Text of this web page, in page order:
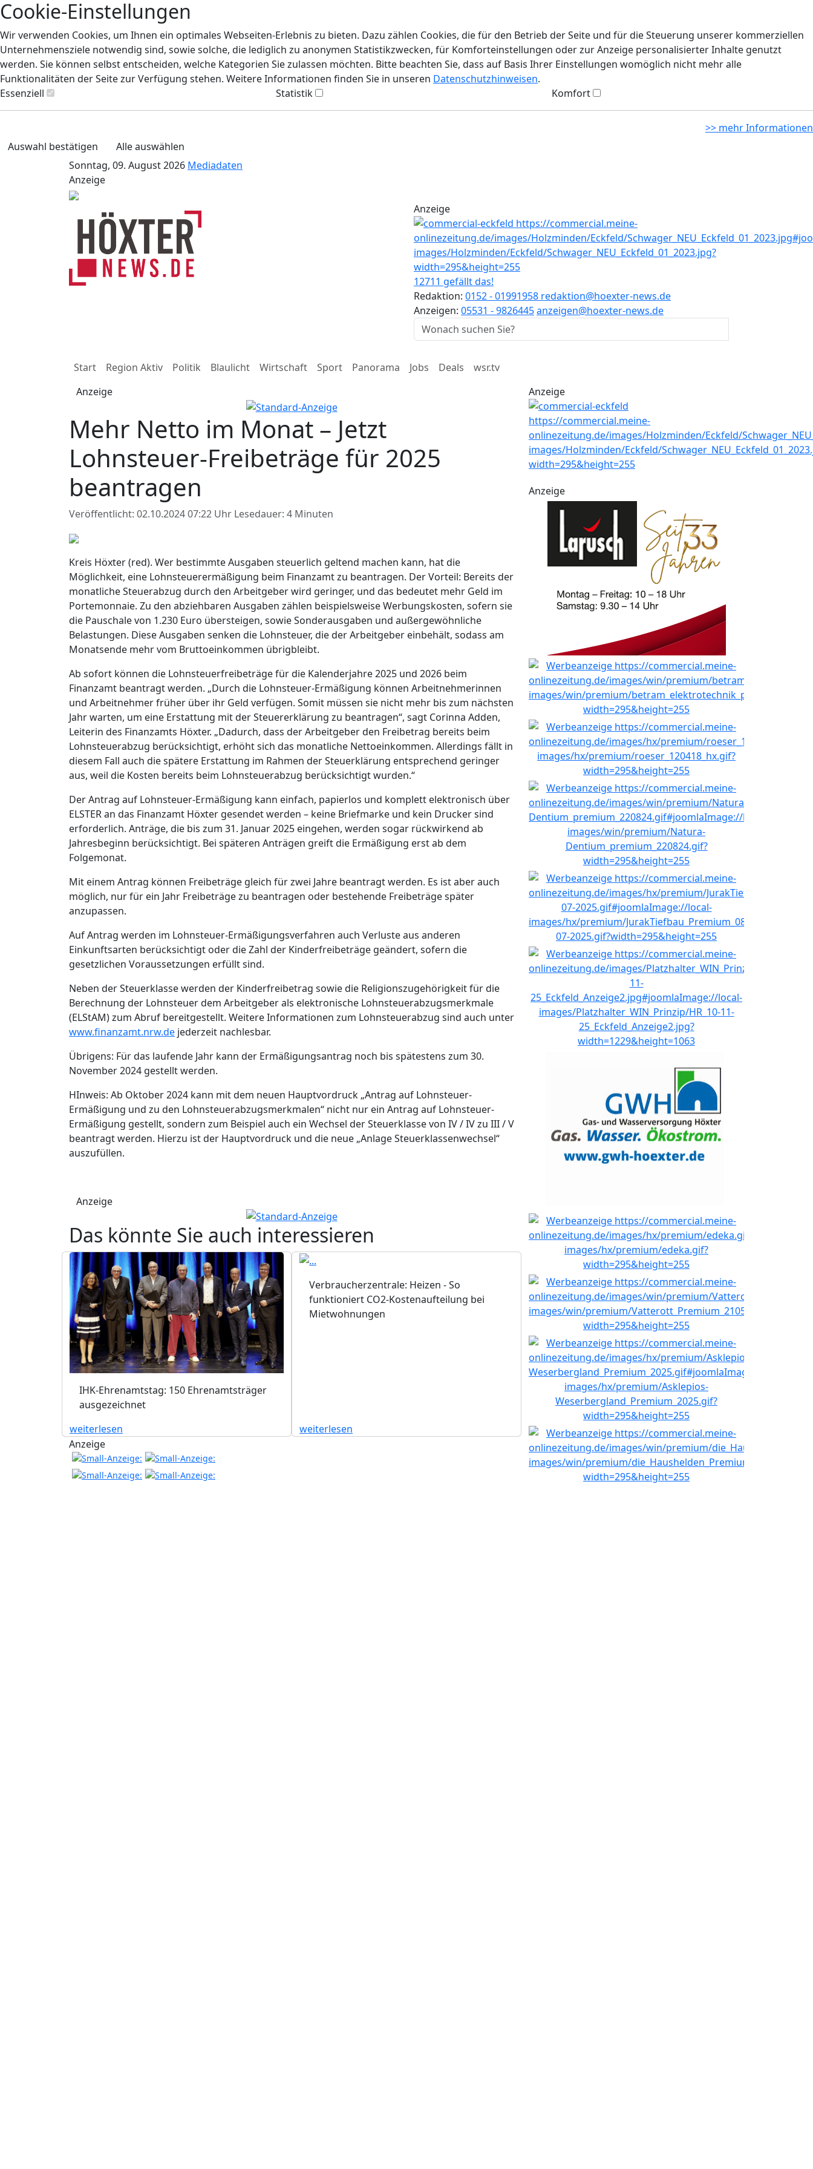
Cookie-Einstellungen
Wir verwenden Cookies, um Ihnen ein optimales Webseiten-Erlebnis zu bieten. Dazu zählen Cookies, die für den Betrieb der Seite und für die Steuerung unserer kommerziellen
Unternehmensziele notwendig sind, sowie solche, die lediglich zu anonymen Statistikzwecken, für Komforteinstellungen oder zur Anzeige personalisierter Inhalte genutzt
werden. Sie können selbst entscheiden, welche Kategorien Sie zulassen möchten. Bitte beachten Sie, dass auf Basis Ihrer Einstellungen womöglich nicht mehr alle
Funktionalitäten der Seite zur Verfügung stehen. Weitere Informationen finden Sie in unseren Datenschutzhinweisen.
Essenziell
Statistik Komfort
>> mehr Informationen
Auswahl bestätigen
Alle auswählen
Sonntag, 09. August 2026 Mediadaten
Anzeige
Anzeige
12711 gefällt das!
Redaktion: 0152 - 01991958 redaktion@hoexter-news.de
Anzeigen: 05531 - 9826445anzeigen@hoexter-news.de
Start Region Aktiv Politik Blaulicht Wirtschaft Sport Panorama Jobs Deals
wsr.tv
Anzeige
Mehr Netto im Monat – Jetzt
Lohnsteuer-Freibeträge für 2025
beantragen
Veröffentlicht: 02.10.2024 07:22 Uhr Lesedauer: 4 Minuten
Kreis Höxter (red). Wer bestimmte Ausgaben steuerlich geltend machen kann, hat die
Möglichkeit, eine Lohnsteuerermäßigung beim Finanzamt zu beantragen. Der Vorteil: Bereits der
monatliche Steuerabzug durch den Arbeitgeber wird geringer, und das bedeutet mehr Geld im
Portemonnaie. Zu den abziehbaren Ausgaben zählen beispielsweise Werbungskosten, sofern sie
die Pauschale von 1.230 Euro übersteigen, sowie Sonderausgaben und außergewöhnliche
Belastungen. Diese Ausgaben senken die Lohnsteuer, die der Arbeitgeber einbehält, sodass am
Monatsende mehr vom Bruttoeinkommen übrigbleibt.
Ab sofort können die Lohnsteuerfreibeträge für die Kalenderjahre 2025 und 2026 beim
Finanzamt beantragt werden. „Durch die Lohnsteuer-Ermäßigung können Arbeitnehmerinnen
und Arbeitnehmer früher über ihr Geld verfügen. Somit müssen sie nicht mehr bis zum nächsten
Jahr warten, um eine Erstattung mit der Steuererklärung zu beantragen“, sagt Corinna Adden,
Leiterin des Finanzamts Höxter. „Dadurch, dass der Arbeitgeber den Freibetrag bereits beim
Lohnsteuerabzug berücksichtigt, erhöht sich das monatliche Nettoeinkommen. Allerdings fällt in
diesem Fall auch die spätere Erstattung im Rahmen der Steuerklärung entsprechend geringer
aus, weil die Kosten bereits beim Lohnsteuerabzug berücksichtigt wurden.“
Der Antrag auf Lohnsteuer-Ermäßigung kann einfach, papierlos und komplett elektronisch über
ELSTER an das Finanzamt Höxter gesendet werden – keine Briefmarke und kein Drucker sind
erforderlich. Anträge, die bis zum 31. Januar 2025 eingehen, werden sogar rückwirkend ab
Jahresbeginn berücksichtigt. Bei späteren Anträgen greift die Ermäßigung erst ab dem
Folgemonat.
Mit einem Antrag können Freibeträge gleich für zwei Jahre beantragt werden. Es ist aber auch
möglich, nur für ein Jahr Freibeträge zu beantragen oder bestehende Freibeträge später
anzupassen.
Auf Antrag werden im Lohnsteuer-Ermäßigungsverfahren auch Verluste aus anderen
Einkunftsarten berücksichtigt oder die Zahl der Kinderfreibeträge geändert, sofern die
gesetzlichen Voraussetzungen erfüllt sind.
Neben der Steuerklasse werden der Kinderfreibetrag sowie die Religionszugehörigkeit für die
Berechnung der Lohnsteuer dem Arbeitgeber als elektronische Lohnsteuerabzugsmerkmale
(ELStAM) zum Abruf bereitgestellt. Weitere Informationen zum Lohnsteuerabzug sind auch unter
www.finanzamt.nrw.de jederzeit nachlesbar.
Übrigens: Für das laufende Jahr kann der Ermäßigungsantrag noch bis spätestens zum 30.
November 2024 gestellt werden.
HInweis: Ab Oktober 2024 kann mit dem neuen Hauptvordruck „Antrag auf Lohnsteuer-
Ermäßigung und zu den Lohnsteuerabzugsmerkmalen“ nicht nur ein Antrag auf Lohnsteuer-
Ermäßigung gestellt, sondern zum Beispiel auch ein Wechsel der Steuerklasse von IV / IV zu III / V
beantragt werden. Hierzu ist der Hauptvordruck und die neue „Anlage Steuerklassenwechsel“
auszufüllen.
Anzeige
Das könnte Sie auch interessieren
IHK-Ehrenamtstag: 150 Ehrenamtsträger
ausgezeichnet
weiterlesen
Verbraucherzentrale: Heizen - So
funktioniert CO2-Kostenaufteilung bei
Mietwohnungen
weiterlesen
Anzeige
Anzeige
Anzeige